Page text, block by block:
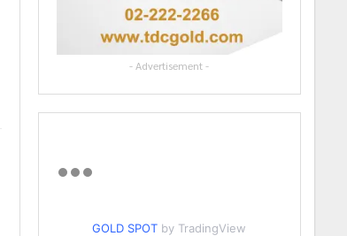
- Advertisement -
GOLD SPOT by TradingView